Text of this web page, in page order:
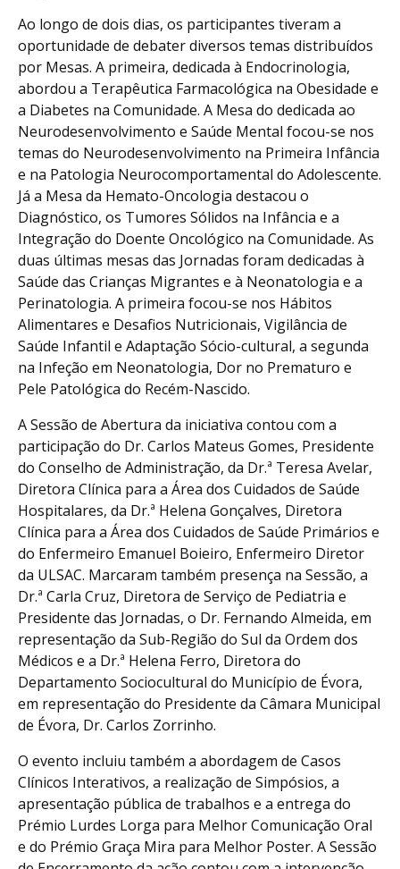
Ao longo de dois dias, os participantes tiveram a
oportunidade de debater diversos temas distribuídos
por Mesas. A primeira, dedicada à Endocrinologia,
abordou a Terapêutica Farmacológica na Obesidade e
a Diabetes na Comunidade. A Mesa do dedicada ao
Neurodesenvolvimento e Saúde Mental focou-se nos
temas do Neurodesenvolvimento na Primeira Infância
e na Patologia Neurocomportamental do Adolescente.
Já a Mesa da Hemato-Oncologia destacou o
Diagnóstico, os Tumores Sólidos na Infância e a
Integração do Doente Oncológico na Comunidade. As
duas últimas mesas das Jornadas foram dedicadas à
Saúde das Crianças Migrantes e à Neonatologia e a
Perinatologia. A primeira focou-se nos Hábitos
Alimentares e Desafios Nutricionais, Vigilância de
Saúde Infantil e Adaptação Sócio-cultural, a segunda
na Infeção em Neonatologia, Dor no Prematuro e
Pele Patológica do Recém-Nascido.
A Sessão de Abertura da iniciativa contou com a
participação do Dr. Carlos Mateus Gomes, Presidente
do Conselho de Administração, da Dr.ª Teresa Avelar,
Diretora Clínica para a Área dos Cuidados de Saúde
Hospitalares, da Dr.ª Helena Gonçalves, Diretora
Clínica para a Área dos Cuidados de Saúde Primários e
do Enfermeiro Emanuel Boieiro, Enfermeiro Diretor
da ULSAC. Marcaram também presença na Sessão, a
Dr.ª Carla Cruz, Diretora de Serviço de Pediatria e
Presidente das Jornadas, o Dr. Fernando Almeida, em
representação da Sub-Região do Sul da Ordem dos
Médicos e a Dr.ª Helena Ferro, Diretora do
Departamento Sociocultural do Município de Évora,
em representação do Presidente da Câmara Municipal
de Évora, Dr. Carlos Zorrinho.
O evento incluiu também a abordagem de Casos
Clínicos Interativos, a realização de Simpósios, a
apresentação pública de trabalhos e a entrega do
Prémio Lurdes Lorga para Melhor Comunicação Oral
e do Prémio Graça Mira para Melhor Poster. A Sessão